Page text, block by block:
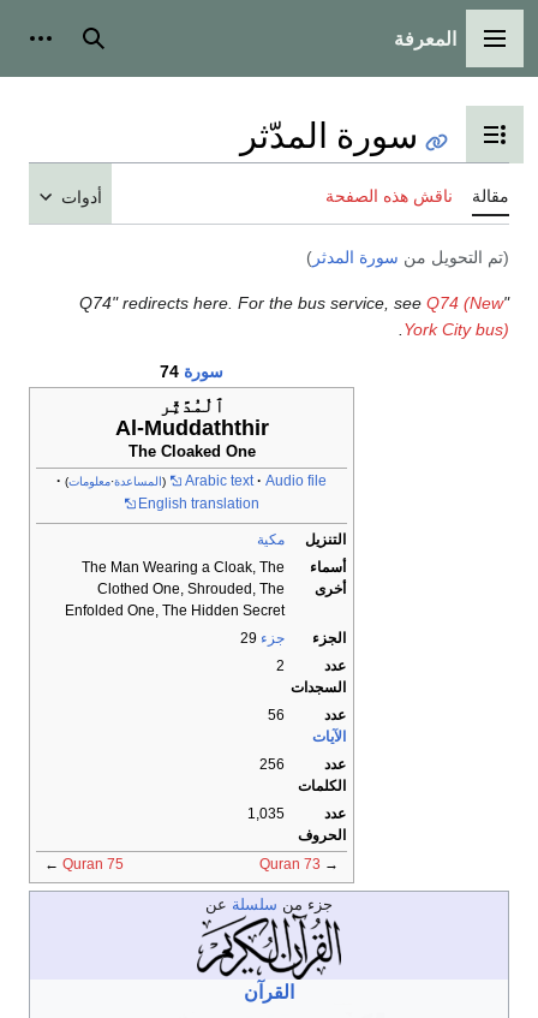
القائمة الرئيسية
المعرفة بحث
تبديل عرض جدول المحتويات
سورة المدّثر
مقالة ناقش هذه الصفحة أدوات
(تم التحويل من سورة المدثر )
"Q74" redirects here. For the bus service, see
Q74 (New
York City bus)
سورة
ٱلْمُدَّثِّر
Al-Muddaththir
The Cloaked One
Arabic text Audio file
(المساعدة·معلومات)
English translation
التنزيل
مكية
أسماء
أخرى
The Man Wearing a Cloak, The
Clothed One, Shrouded, The
Enfolded One, The Hidden Secret
الجزء
جزء
عدد
السجدات
2
عدد
الآيات
56
عدد
الكلمات
256
عدد
الحروف
1,035
→
Quran 73
Quran 75
←
جزء من سلسلة عن
القرآن